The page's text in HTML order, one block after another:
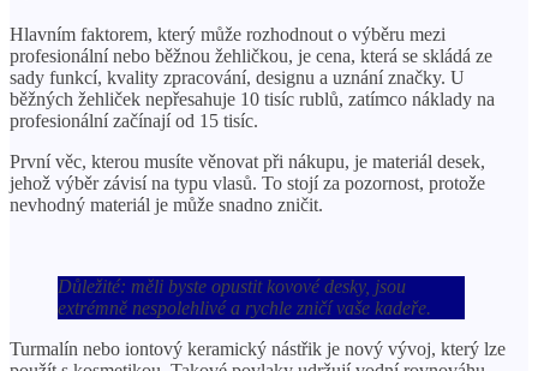
Hlavním faktorem, který může rozhodnout o výběru mezi
profesionální nebo běžnou žehličkou, je cena, která se skládá ze
sady funkcí, kvality zpracování, designu a uznání značky. U
běžných žehliček nepřesahuje 10 tisíc rublů, zatímco náklady na
profesionální začínají od 15 tisíc.
První věc, kterou musíte věnovat při nákupu, je materiál desek,
jehož výběr závisí na typu vlasů. To stojí za pozornost, protože
nevhodný materiál je může snadno zničit.
Důležité: měli byste opustit kovové desky, jsou
extrémně nespolehlivé a rychle zničí vaše kadeře.
Turmalín nebo iontový keramický nástřik je nový vývoj, který lze